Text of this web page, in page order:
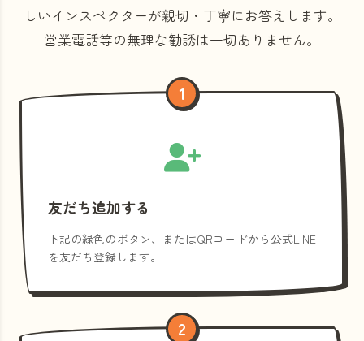
しいインスペクターが親切・丁寧にお答えします。
営業電話等の無理な勧誘は一切ありません。
1
友だち追加する
下記の緑色のボタン、またはQRコードから公式LINE
を友だち登録します。
2